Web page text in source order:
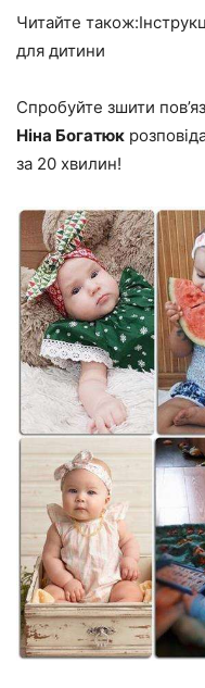
Читайте
для дитини
Спробуйте зшити
Ніна Богатюк
за 20 хвилин!